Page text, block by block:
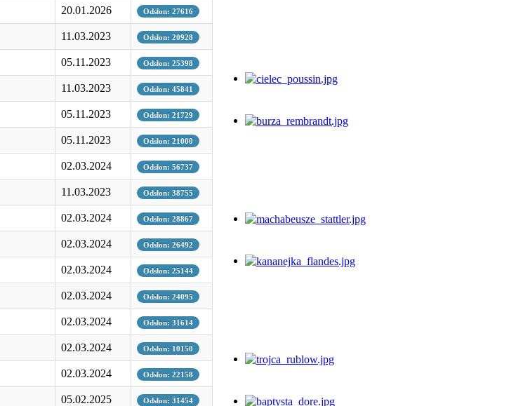
20.01.2026 Odsłon: 27616
11.03.2023 Odsłon: 20928
05.11.2023 Odsłon: 25398
11.03.2023 Odsłon: 45841
05.11.2023 Odsłon: 21729
05.11.2023 Odsłon: 21000
02.03.2024 Odsłon: 56737
11.03.2023 Odsłon: 38755
02.03.2024 Odsłon: 28867
02.03.2024 Odsłon: 26492
02.03.2024 Odsłon: 25144
02.03.2024 Odsłon: 24095
02.03.2024 Odsłon: 31614
02.03.2024 Odsłon: 10150
02.03.2024 Odsłon: 22158
05.02.2025 Odsłon: 31454